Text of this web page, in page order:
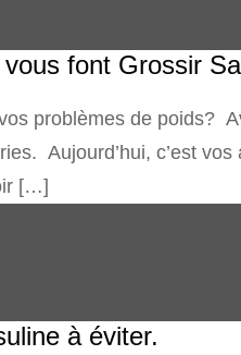
font Grossir
problèmes de poids?
Aujourd’hui, c’est
[…]
à éviter.